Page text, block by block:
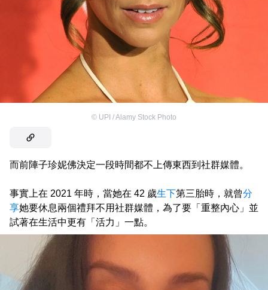
© UPI / Alamy Stock Photo
而前陣子珍妮佛決定一段時間都不上傳東西到社群媒體。
事實上在 2021 年時，當她在 42 歲生下第三胎時，就曾分
享她要休息兩個禮拜不用社群媒體，為了要「重整內心」並
試著在生活中更有「活力」一點。